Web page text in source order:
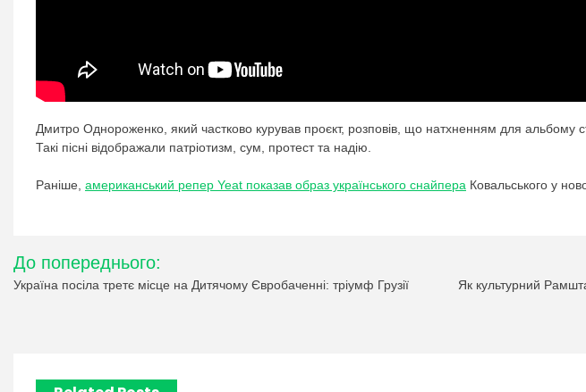
Дмитро Однороженко, який частково курував проєкт, розповів, що натхненням для альбому
Такі пісні відображали патріотизм, сум, протест та надію.
Раніше, американський репер Yeat показав образ українського снайпера Ковальського у
Навігація
записів
До попереднього:
Україна посіла третє місце на Дитячому Євробаченні: тріумф Грузії
Як культурний